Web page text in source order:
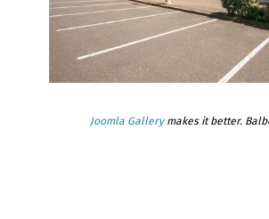
Joomla Gallerymakes it better.